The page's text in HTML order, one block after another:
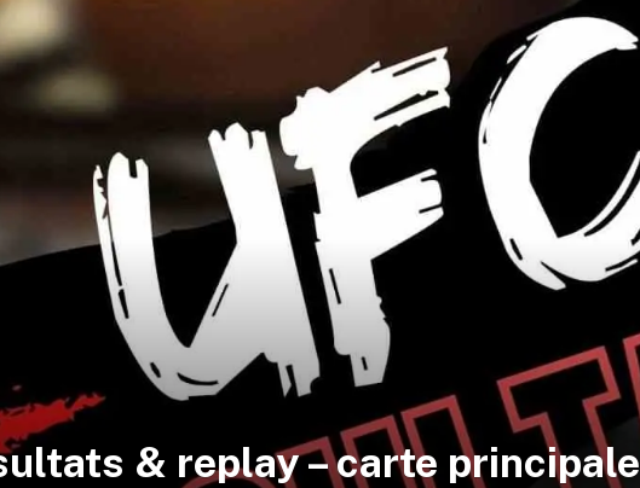
& replay – carte principale